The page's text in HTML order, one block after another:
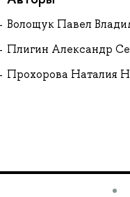
Волощук Павел
Плигин Александр
Прохорова Наталия